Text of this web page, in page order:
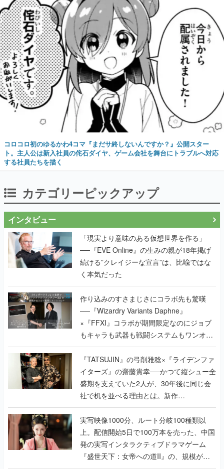
コロコロ初のゆるかわ4コマ『まだサ終しないんですか？』公開スター
ト。主人公は新入社員の侘石ダイヤ、ゲーム会社を舞台にトラブルへ対応
する社員たちを描く
カテゴリーピックアップ
インタビュー
「現実より意味のある仮想世界を作る」
──『EVE Online』の生みの親が18年掲げ
続ける”クレイジーな宣言”は、比喩ではな
く本気だった
作り込みのすさまじさにコラボ先も驚嘆
──『Wizardry Variants Daphne』
×『FFXI』コラボが期間限定なのにジョブ
もキャラも武器も戦闘システムもワンオフ
で作り込まれた理由を両ディレクターに聞
く
『TATSUJIN』の弓削雅稔×『ライデンファ
イターズ』の齋藤貴幸──かつて縦シュー全
盛期を支えていた2人が、30年後に同じ会
社で机を並べる理由とは。新作
『TATSUJIN EXTREME』で初タッグを組
んだレジェンド2人に訊く開発秘話
実写映像1000分、ルート分岐100種類以
上。配信開始5日で100万本を売った、中国
発の実写インタラクティブドラマゲーム
『盛世天下：女帝への道II』の、規模が違